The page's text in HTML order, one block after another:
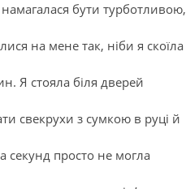
бути турботливою,
на мене так, ніби я скоїла
Я стояла біля дверей
свекрухи з сумкою в руці й
секунд просто не могла